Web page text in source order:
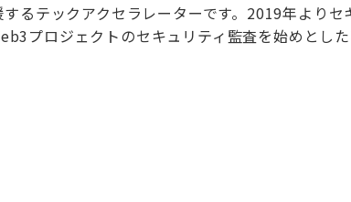
るテックアクセラレーターです。2019年よりセ
プロジェクトのセキュリティ監査を始めとし